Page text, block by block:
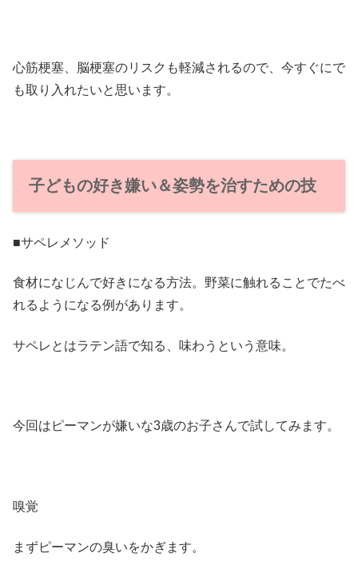
心筋梗塞、脳梗塞のリスクも軽減されるので、今すぐにで
も取り入れたいと思います。
子どもの好き嫌い＆姿勢を治すための技
■サペレメソッド
食材になじんで好きになる方法。野菜に触れることでたべ
れるようになる例があります。
サペレとはラテン語で知る、味わうという意味。
今回はピーマンが嫌いな3歳のお子さんで試してみます。
嗅覚
まずピーマンの臭いをかぎます。